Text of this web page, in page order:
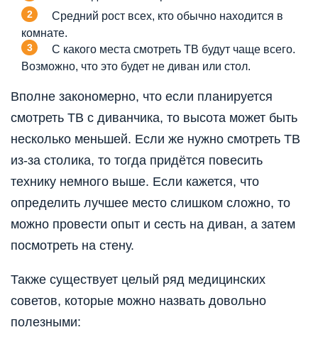
Средний рост всех, кто обычно находится в
комнате.
С какого места смотреть ТВ будут чаще всего.
Возможно, что это будет не диван или стол.
Вполне закономерно, что если планируется
смотреть ТВ с диванчика, то высота может быть
несколько меньшей. Если же нужно смотреть ТВ
из-за столика, то тогда придётся повесить
технику немного выше. Если кажется, что
определить лучшее место слишком сложно, то
можно провести опыт и сесть на диван, а затем
посмотреть на стену.
Также существует целый ряд медицинских
советов, которые можно назвать довольно
полезными: